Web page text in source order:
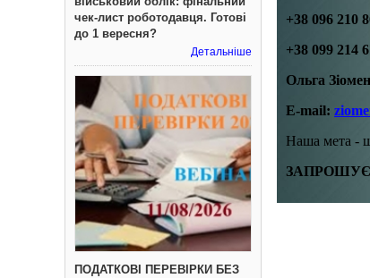
+38 096 210
+38 099 214
Ольга
E-mail:
Наша мета -
чек-лист роботодавця. Готові
до 1 вересня?
Детальніше
ПОДАТКОВІ ПЕРЕВІРКИ БЕЗ